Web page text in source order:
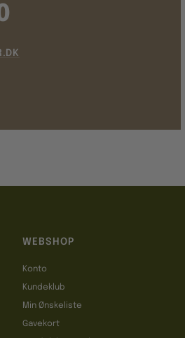
WEBSHOP
Konto
Kundeklub
Min Ønskeliste
Gavekort